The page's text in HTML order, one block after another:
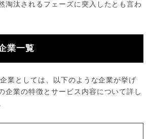
淘汰されるフェーズに突入したとも言わ
業一覧
業としては、以下のような企業が挙げ
企業の特徴とサービス内容について詳し